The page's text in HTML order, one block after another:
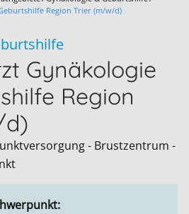
Region Trier (m/w/d)
Gynäkologie
Region
- Brustzentrum -